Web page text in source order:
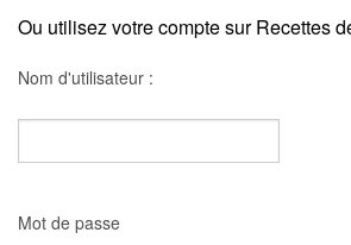
Ou utilisez votre compte sur Recettes
Nom d'utilisateur :
Mot de passe